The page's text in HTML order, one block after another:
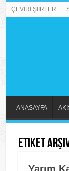
ÇEVİRİ ŞİİRLER
ANASAYFA
Etiket